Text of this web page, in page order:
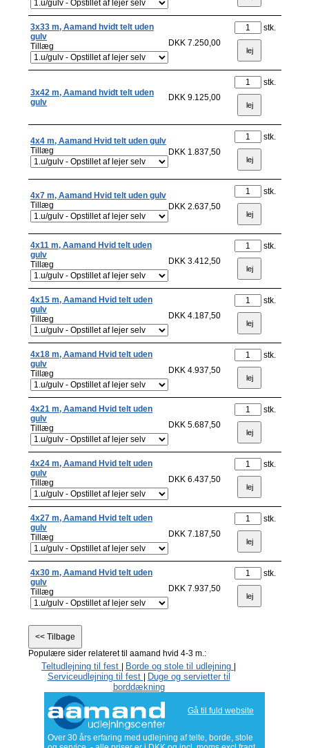
3x33 m, Aamand hvidt telt uden
gulv
Tillæg
DKK 7.250,00
stk.
3x42 m, Aamand hvidt telt uden
gulv
DKK 9.125,00
stk.
4x4 m, Aamand Hvid telt uden gulv
Tillæg
DKK 1.837,50
stk.
4x7 m, Aamand Hvid telt uden gulv
Tillæg
DKK 2.637,50
stk.
4x11 m, Aamand Hvid telt uden
gulv
Tillæg
DKK 3.412,50
stk.
4x15 m, Aamand Hvid telt uden
gulv
Tillæg
DKK 4.187,50
stk.
4x18 m, Aamand Hvid telt uden
gulv
Tillæg
DKK 4.937,50
stk.
4x21 m, Aamand Hvid telt uden
gulv
Tillæg
DKK 5.687,50
stk.
4x24 m, Aamand Hvid telt uden
gulv
Tillæg
DKK 6.437,50
stk.
4x27 m, Aamand Hvid telt uden
gulv
Tillæg
DKK 7.187,50
stk.
4x30 m, Aamand Hvid telt uden
gulv
Tillæg
DKK 7.937,50
stk.
Populære sider relateret til aamand hvid 4-3 m.:
Teltudlejning til fest Borde og stole til udlejning
Serviceudlejning til fest
Duge og servietter til
borddækning
Gå til fuld website
Over 30 års erfaring med udlejning af telte, borde, stole